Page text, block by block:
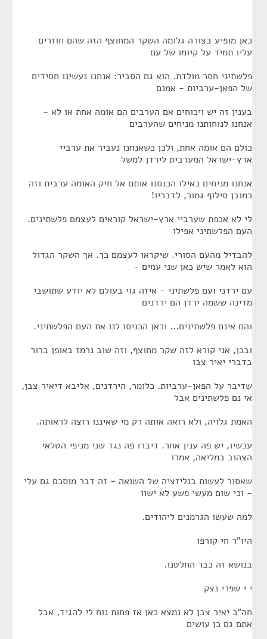
כאן מופיע בצורה גלומה השקר המחוצף הזה שהם חוזרים
עליו תמיד על קיומו של עם
פלשתיני חסר מולדת. הוא גם הסביר: אנחנו נעשינו חסידים
של הפאן-ערביות - אמנם
בענין זה יש ויכוחים אם הערבים הם אומה אחת או לא -
אנחנו לנוחותנו מניחים שהערבים
כולם הם אומה אחת, ולכן כשאנחנו נעביר את ערביי
ארץ-ישראל המערבית לירדן למשל
אנחנו מניחים כאילו הכנסנו אותם אל חיק האומה ערבית וזה
כמובן סילוף גמור, לדבריו!
לי לא אכפת שערביי ארץ-ישראל קוראים לעצמם פלשתינים.
העם הפלשתיני אפילו
להבדיל מהעם הסורי. שיקראו לעצמם כך. אך השקר הגדול
הוא לאמר שיש כאן שני עמים -
עם ירדני ועם פלשתיני - איזה גוי בעולם לא יודע שתושבי
מדינה ששמה ירדן הם ירדנים
והם אינם פלשתינים... וכאן הכניסו לנו את העם הפלשתיני.
ובכן, אני קורא לזה שקר מחוצף, וזה שוב נרמז באופן ברור
בדברי יאיר צבו
שדיבר על הפאן-ערביות. כלומר, הירדנים, אליבא דיאיר צבן,
אי נם פלשתינים אבל
האמת גלויה, ולא רואה אותה רק מי שאיננו רוצה לראותה.
עכשיו, יש פה ענין אחר. דיברו פה נגד שני מניפי הטלאי
הצהוב במליאה, אמרו
שאסור לעשות בנליזציה של השואה - זה דבר מוסכם גם עלי
- וכי שום מעשי פשע לא ישוו
למה שעשו הגרמנים ליהודים.
היו"ר חי קורפו
בנושא זה כבר החלטנו.
י י שפרי נצק
חה"כ יאיר צבן לא נמצא כאן אז פחות נוח לי להגיד, אבל
אתם גם כן עושים